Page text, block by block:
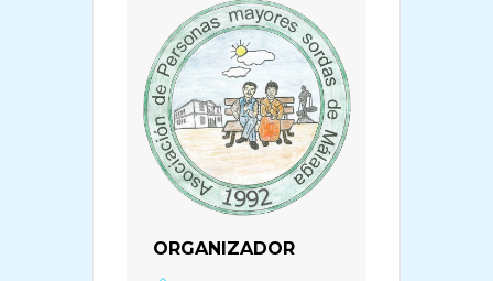
ORGANIZADOR